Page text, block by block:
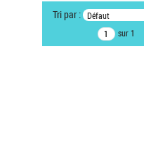
ne s'applique pas
Sauvegarder votre
Tri par : Défaut
sur 1